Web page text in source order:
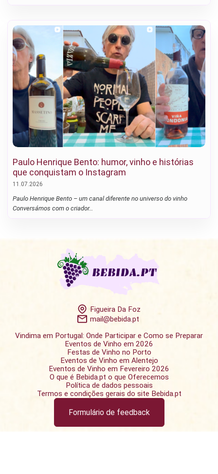
Paulo Henrique Bento: humor, vinho e histórias
que conquistam o Instagram
11.07.2026
Paulo Henrique Bento – um canal diferente no universo do vinho
Conversámos com o criador…
Figueira Da Foz
mail@bebida.pt
Vindima em Portugal: Onde Participar e Como se Preparar
Eventos de Vinho em 2026
Festas de Vinho no Porto
Eventos de Vinho em Alentejo
Eventos de Vinho em Fevereiro 2026
O que é Bebida.pt o que Oferecemos
Política de dados pessoais
Termos e condições gerais do site Bebida.pt
Formulário de feedback